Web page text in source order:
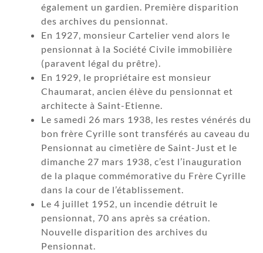
également un gardien. Première disparition
des archives du pensionnat.
En 1927, monsieur Cartelier vend alors le
pensionnat à la Société Civile immobilière
(paravent légal du prêtre).
En 1929, le propriétaire est monsieur
Chaumarat, ancien élève du pensionnat et
architecte à Saint-Etienne.
Le samedi 26 mars 1938, les restes vénérés du
bon frère Cyrille sont transférés au caveau du
Pensionnat au cimetière de Saint-Just et le
dimanche 27 mars 1938, c’est l’inauguration
de la plaque commémorative du Frère Cyrille
dans la cour de l’établissement.
Le 4 juillet 1952, un incendie détruit le
pensionnat, 70 ans après sa création.
Nouvelle disparition des archives du
Pensionnat.